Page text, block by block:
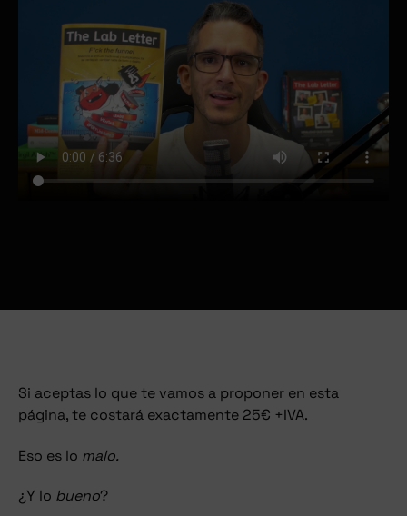
Si aceptas lo que te vamos a proponer en esta
página, te costará exactamente 25€ +IVA.
Eso es lo malo.
¿Y lo bueno?